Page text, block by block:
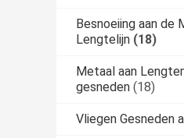
Besnoeiing aan de
Lengtelijn (18)
Metaal aan
gesneden (18)
Vliegen Gesneden